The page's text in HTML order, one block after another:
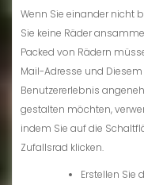
Wenn Sie einander nicht
Sie keine Räder
Packed von Rädern
Mail-Adresse und Diesem
Benutzererlebnis
gestalten möchten,
indem Sie auf die
Zufallsrad klicken.
Erstellen Sie